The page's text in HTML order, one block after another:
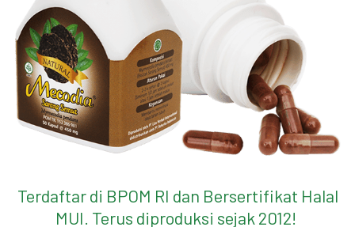
Terdaftar di BPOM RI dan Bersertifikat Halal
MUI. Terus diproduksi sejak 2012!